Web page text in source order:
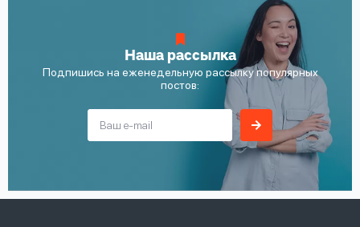
Наша рассылка
Подпишись на еженедельную рассылку популярных
постов: